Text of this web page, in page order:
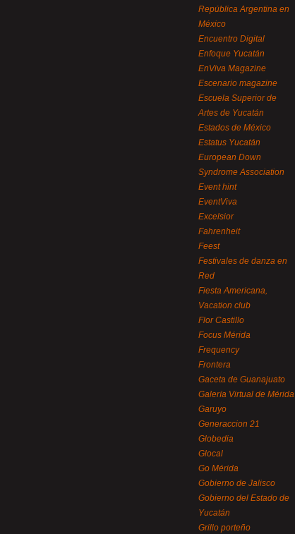
República Argentina en
México
Encuentro Digital
Enfoque Yucatán
EnViva Magazine
Escenario magazine
Escuela Superior de
Artes de Yucatán
Estados de México
Estatus Yucatán
European Down
Syndrome Association
Event hint
EventViva
Excelsior
Fahrenheit
Feest
Festivales de danza en
Red
Fiesta Americana,
Vacation club
Flor Castillo
Focus Mérida
Frequency
Frontera
Gaceta de Guanajuato
Galería Virtual de Mérida
Garuyo
Generaccion 21
Globedia
Glocal
Go Mérida
Gobierno de Jalisco
Gobierno del Estado de
Yucatán
Grillo porteño